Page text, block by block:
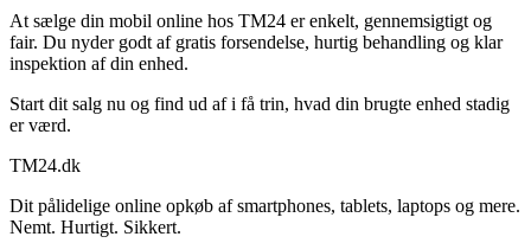
At sælge din mobil online hos TM24 er enkelt, gennemsigtigt og
fair. Du nyder godt af gratis forsendelse, hurtig behandling og klar
inspektion af din enhed.
Start dit salg nu og find ud af i få trin, hvad din brugte enhed stadig
er værd.
TM24.dk
Dit pålidelige online opkøb af smartphones, tablets, laptops og mere.
Nemt. Hurtigt. Sikkert.